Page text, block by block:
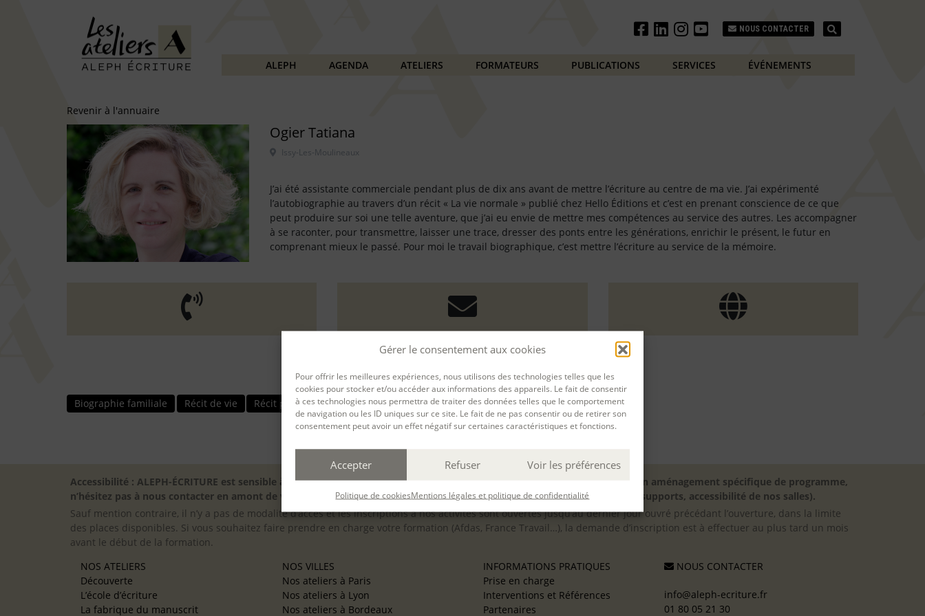
Gérer le consentement aux cookies
Pour offrir les meilleures expériences, nous utilisons des technologies telles que les
cookies pour stocker et/ou accéder aux informations des appareils. Le fait de consentir
à ces technologies nous permettra de traiter des données telles que le comportement
de navigation ou les ID uniques sur ce site. Le fait de ne pas consentir ou de retirer son
consentement peut avoir un effet négatif sur certaines caractéristiques et fonctions.
Accepter Refuser Voir les préférences
Politique de cookiesMentions légales et politique de confidentialité
NOUS CONTACTER
ALEPH AGENDA ATELIERS FORMATEURS PUBLICATIONS SERVICES ÉVÉNEMENTS
Revenir à l'annuaire
Ogier Tatiana
J’ai été assistante commerciale pendant plus de dix ans avant de mettre l’écriture au centre de ma vie. J’ai expérimenté
l’autobiographie au travers d’un récit « La vie normale » publié chez Hello Éditions et c’est en prenant conscience de ce que
peut produire sur soi une telle aventure, que j’ai eu envie de mettre mes compétences au service des autres. Les accompagner
à se raconter, pour transmettre, laisser une trace, dresser des ponts entre les générations, enrichir le présent, le futur en
comprenant mieux le passé. Pour moi le travail biographique, c’est mettre l’écriture au service de la mémoire.
Biographie familiale Récit de vie Récit professionnel
Accessibilité : ALEPH-ÉCRITURE est sensible à l’inclusion des personnes en situation de handicap. Si vous avez besoin d’un aménagement spécifique de programme,
n’hésitez pas à nous contacter en amont de votre inscription afin d’étudier la faisabilité de votre projet (adaptation des supports, accessibilité de nos salles).
Sauf mention contraire, il n’y a pas de modalité d’accès et les inscriptions à nos activités sont ouvertes jusqu’au dernier jour ouvré précédant l’ouverture, dans la limite
des places disponibles. Si vous souhaitez faire prendre en charge votre formation (Afdas, France Travail…), la demande d’inscription est à effectuer au plus tard un mois
avant le début de la formation.
NOS ATELIERS
Découverte
L’école d’écriture
La fabrique du manuscrit
NOS VILLES
Nos ateliers à Paris
Nos ateliers à Lyon
Nos ateliers à Bordeaux
INFORMATIONS PRATIQUES
Prise en charge
Interventions et Références
Partenaires
NOUS CONTACTER
info@aleph-ecriture.fr
01 80 05 21 30